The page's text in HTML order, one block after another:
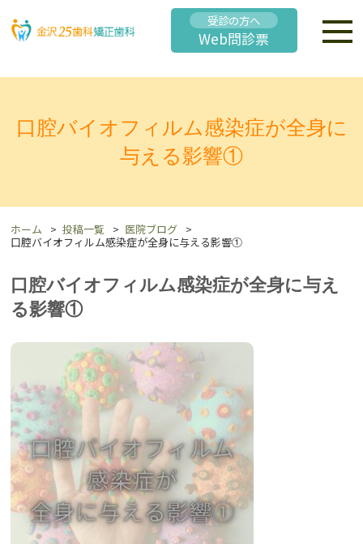
受診の方へ
Web問診票
口腔バイオフィルム感染症が全身に
与える影響①
ホーム 投稿一覧
医院ブログ
口腔バイオフィルム感染症が全身に与える影響①
口腔バイオフィルム感染症が全身に与え
る影響①